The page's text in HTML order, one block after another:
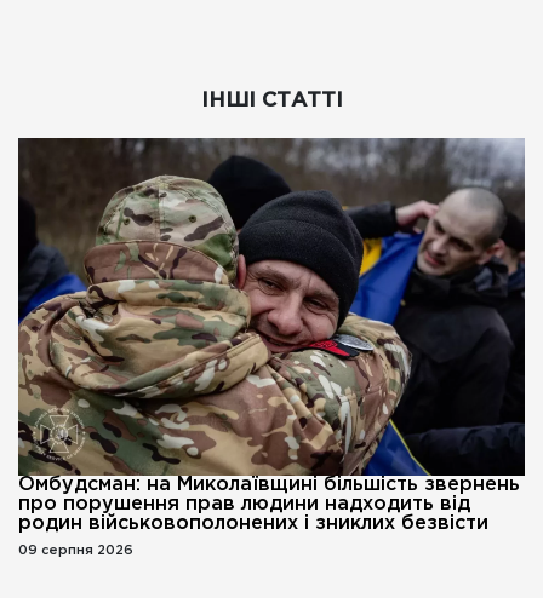
ІНШІ СТАТТІ
Омбудсман: на Миколаївщині більшість звернень
про порушення прав людини надходить від
родин військовополонених і зниклих безвісти
09 серпня 2026